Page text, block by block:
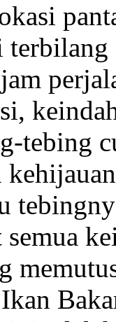
tebing